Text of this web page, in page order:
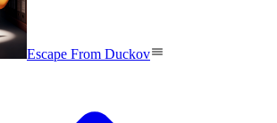
Escape From Duckov